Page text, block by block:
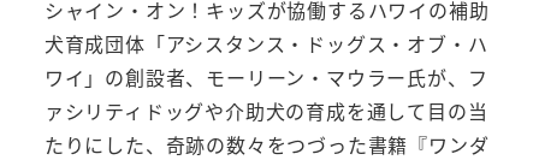
シャイン・オン！キッズが協働するハワイの補助
犬育成団体「アシスタンス・ドッグス・オブ・ハ
ワイ」の創設者、モーリーン・マウラー氏が、フ
ァシリティドッグや介助犬の育成を通して目の当
たりにした、奇跡の数々をつづった書籍『ワンダ